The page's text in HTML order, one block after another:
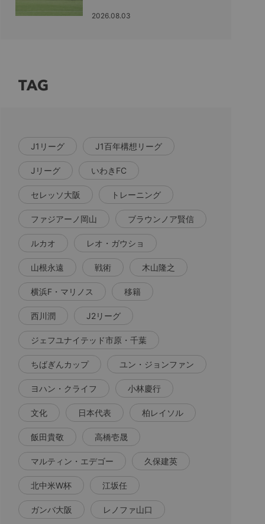
2026.08.03
TAG
J1リーグ J1百年構想リーグ
Jリーグ いわきFC
セレッソ大阪 トレーニング
ファジアーノ岡山 ブラウンノア賢信
ルカオ レオ・ガウショ
山根永遠 戦術 木山隆之
横浜F・マリノス 移籍
西川潤 J2リーグ
ジェフユナイテッド市原・千葉
ちばぎんカップ ユン・ジョンファン
ヨハン・クライフ 小林慶行
文化 日本代表 柏レイソル
飯田貴敬 高橋壱晟
マルティン・エデゴー 久保建英
北中米W杯 江坂任
ガンバ大阪 レノファ山口